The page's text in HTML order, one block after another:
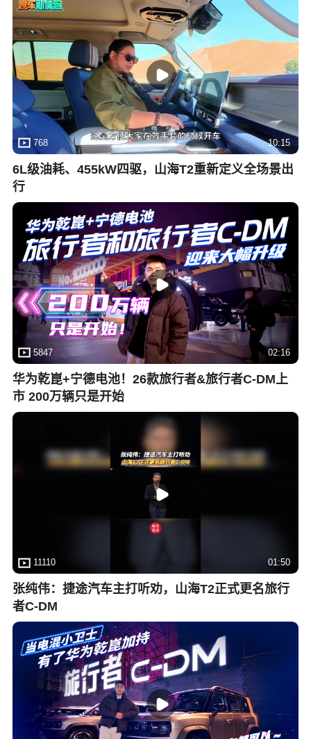
768 10:15
6L级油耗、455kW四驱，山海T2重新定义全场景出
行
5847 02:16
华为乾崑+宁德电池！26款旅行者&旅行者C-DM上
市 200万辆只是开始
11110 01:50
张纯伟：捷途汽车主打听劝，山海T2正式更名旅行
者C-DM